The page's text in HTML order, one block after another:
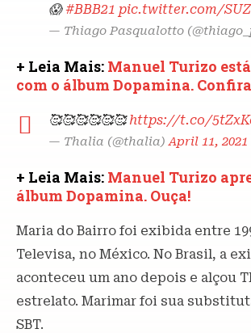
😱#BBB21 pic.twitter.com/
— Thiago Pasqualotto
+ Leia Mais: Manuel Turizo
com o álbum Dopamina.
🥰🥰🥰🥰🥰🥰https://t.co/
— Thalia (@thalia)April 11, 2021
+ Leia Mais: Manuel Turizo
álbum Dopamina. Ouça!
Maria do Bairro foi exibida entre
Televisa, no México. No Brasil, a
aconteceu um ano depois e alçou
estrelato. Marimar foi sua
SBT.